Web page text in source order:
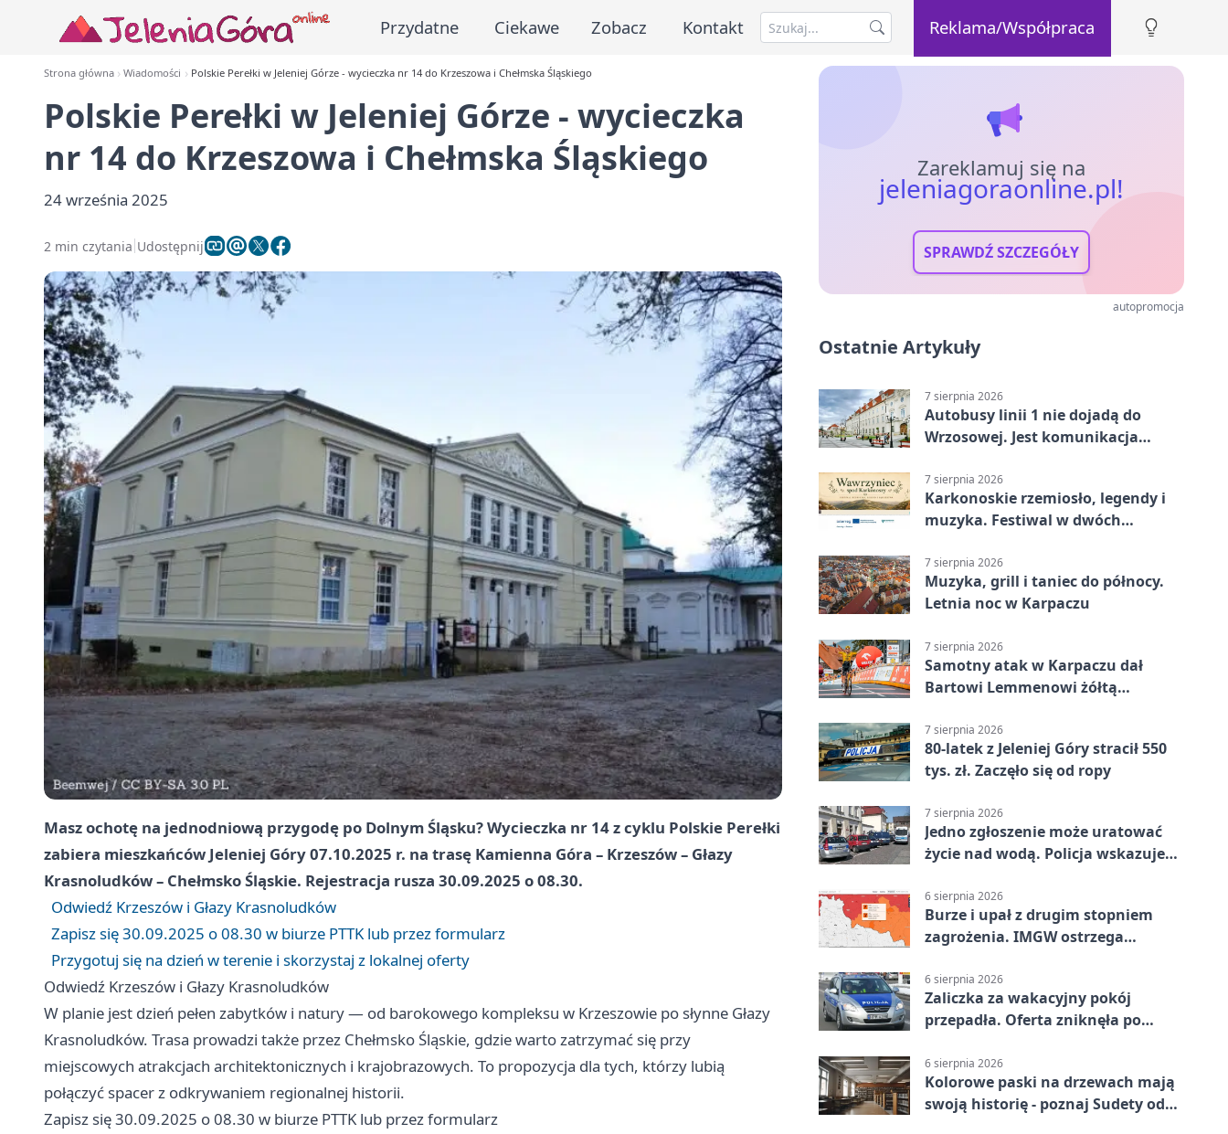
Przydatne Ciekawe Zobacz Kontakt Reklama/Współpraca
Strona główna Wiadomości Polskie Perełki w Jeleniej Górze - wycieczka nr 14 do Krzeszowa i Chełmska Śląskiego
Polskie Perełki w Jeleniej Górze - wycieczka
nr 14 do Krzeszowa i Chełmska Śląskiego
24 września 2025
2 min czytania Udostępnij
Masz ochotę na jednodniową przygodę po Dolnym Śląsku? Wycieczka nr 14 z cyklu Polskie Perełki
zabiera mieszkańców Jeleniej Góry 07.10.2025 r. na trasę Kamienna Góra – Krzeszów – Głazy
Krasnoludków – Chełmsko Śląskie. Rejestracja rusza 30.09.2025 o 08.30.
Odwiedź Krzeszów i Głazy Krasnoludków
Zapisz się 30.09.2025 o 08.30 w biurze PTTK lub przez formularz
Przygotuj się na dzień w terenie i skorzystaj z lokalnej oferty
Odwiedź Krzeszów i Głazy Krasnoludków
W planie jest dzień pełen zabytków i natury — od barokowego kompleksu w Krzeszowie po słynne Głazy
Krasnoludków. Trasa prowadzi także przez Chełmsko Śląskie, gdzie warto zatrzymać się przy
miejscowych atrakcjach architektonicznych i krajobrazowych. To propozycja dla tych, którzy lubią
połączyć spacer z odkrywaniem regionalnej historii.
Zapisz się 30.09.2025 o 08.30 w biurze PTTK lub przez formularz
Zareklamuj się na
jeleniagoraonline.pl!
SPRAWDŹ SZCZEGÓŁY
autopromocja
Ostatnie Artykuły
7 sierpnia 2026
Autobusy linii 1 nie dojadą do
Wrzosowej. Jest komunikacja
7 sierpnia 2026
Karkonoskie rzemiosło, legendy i
muzyka. Festiwal w dwóch
7 sierpnia 2026
Muzyka, grill i taniec do północy.
Letnia noc w Karpaczu
7 sierpnia 2026
Samotny atak w Karpaczu dał
Bartowi Lemmenowi żółtą
7 sierpnia 2026
80-latek z Jeleniej Góry stracił 550
tys. zł. Zaczęło się od ropy
7 sierpnia 2026
Jedno zgłoszenie może uratować
życie nad wodą. Policja wskazuje
6 sierpnia 2026
Burze i upał z drugim stopniem
zagrożenia. IMGW ostrzega
6 sierpnia 2026
Zaliczka za wakacyjny pokój
przepadła. Oferta zniknęła po
6 sierpnia 2026
Kolorowe paski na drzewach mają
swoją historię - poznaj Sudety od